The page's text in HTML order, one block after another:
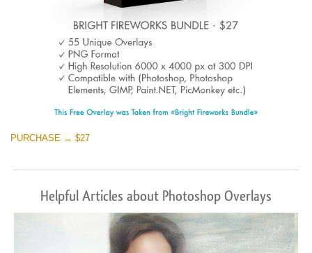
PURCHASE → $27
Helpful Articles about Photoshop Overlays